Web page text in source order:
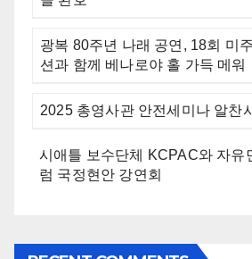
광복 80주년 나래 공연, 18회 미
션과 함께 베나로야 홀 가득 메워
2025 총영사관 안전세미나 알찬
시애틀 보수단체 KCPAC와 자유
럼 국정현안 강연회